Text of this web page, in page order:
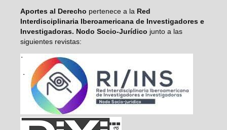
Aportes al Derecho pertenece a la Red
Interdisciplinaria Iberoamericana de Investigadores e
Investigadoras. Nodo Socio-Jurídico junto a las
siguientes revistas: